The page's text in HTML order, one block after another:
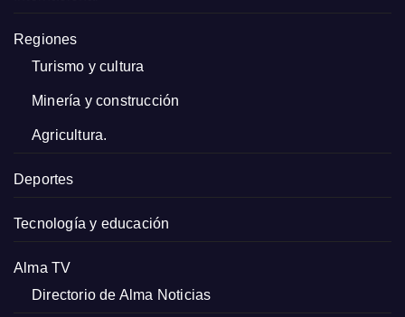
Regiones
Turismo y cultura
Minería y construcción
Agricultura.
Deportes
Tecnología y educación
Alma TV
Directorio de Alma Noticias